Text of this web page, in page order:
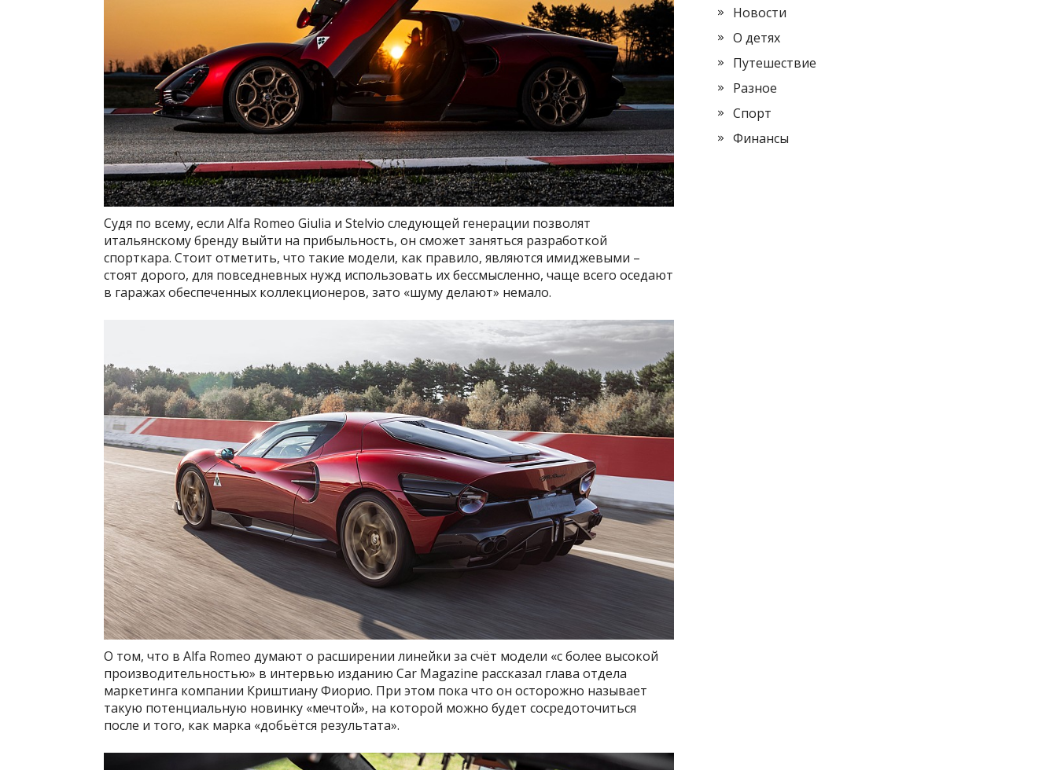
Судя по всему, если Alfa Romeo Giulia и Stelvio следующей генерации позволят
итальянскому бренду выйти на прибыльность, он сможет заняться разработкой
спорткара. Стоит отметить, что такие модели, как правило, являются имиджевыми –
стоят дорого, для повседневных нужд использовать их бессмысленно, чаще всего оседают
в гаражах обеспеченных коллекционеров, зато «шуму делают» немало.
О том, что в Alfa Romeo думают о расширении линейки за счёт модели «с более высокой
производительностью» в интервью изданию Car Magazine рассказал глава отдела
маркетинга компании Криштиану Фиорио. При этом пока что он осторожно называет
такую потенциальную новинку «мечтой», на которой можно будет сосредоточиться
после и того, как марка «добьётся результата».
Новости
О детях
Путешествие
Разное
Спорт
Финансы